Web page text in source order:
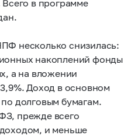
Всего в программе
несколько снизилась:
накоплений фонды
а на вложении
Доход в основном
долговым бумагам.
прежде всего
и меньше